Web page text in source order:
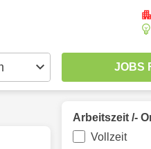
Arbeitszeit /-
Vollzeit